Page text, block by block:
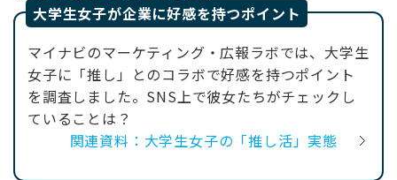
大学生女子が企業に好感を持つポイント
マイナビのマーケティング・広報ラボでは、大学生
女子に「推し」とのコラボで好感を持つポイント
を調査しました。SNS上で彼女たちがチェックし
ていることは？
関連資料：大学生女子の「推し活」実態